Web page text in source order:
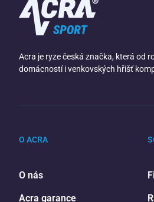
Acra je ryze česká značka, která od
domácností i venkovských hřišť
O ACRA
O nás
Acra garance